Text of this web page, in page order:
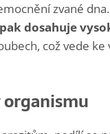
zvané
pak dosahuje
což vede ke
organismu